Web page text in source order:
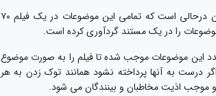
وی افزود: برای هر موضوع هم می توان یک فیلم ۹۰ دقیقه ای ساخت. این درحالی است که تمامی این موضوعات در یک فیلم ۷۰
را در یک مستند گردآوری کرده است.
این موضوعات موجب شده تا فیلم را به صورت موضوع
به آنها پرداخته نشود همانند توک زدن به هر
اذیت مخاطبان و بینندگان می شود.